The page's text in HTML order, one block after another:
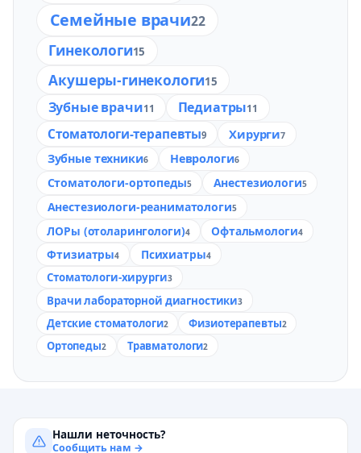
Семейные врачи22
Гинекологи15
Акушеры-гинекологи15
Зубные врачи11 Педиатры11
Стоматологи-терапевты9 Хирурги7
Зубные техники6 Неврологи6
Стоматологи-ортопеды5 Анестезиологи5
Анестезиологи-реаниматологи5
ЛОРы (отоларингологи)4 Офтальмологи4
Фтизиатры4 Психиатры4
Стоматологи-хирурги3
Врачи лабораторной диагностики3
Детские стоматологи2 Физиотерапевты2
Ортопеды2 Травматологи2
Нашли неточность?
Сообщить нам →